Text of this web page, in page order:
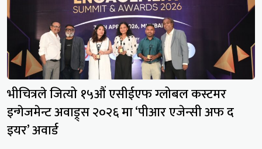
भीचित्रले जित्यो १५औं एसीईएफ ग्लोबल कस्टमर
इन्गेजमेन्ट अवाड्र्स २०२६ मा ‘पीआर एजेन्सी अफ द
इयर’ अवार्ड